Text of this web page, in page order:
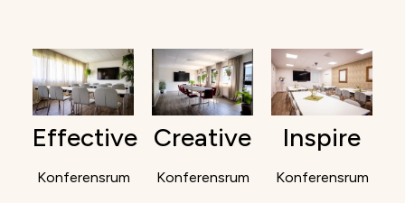
Effective
Konferensrum
Creative
Konferensrum
Inspire
Konferensrum